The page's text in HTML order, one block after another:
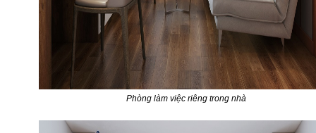
Phòng làm việc riêng trong nhà